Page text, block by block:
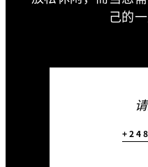
己的